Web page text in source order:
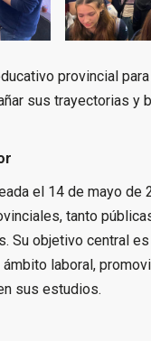
provincial
sus trayectorias y
el 14 de mayo de
tanto
Su objetivo central
laboral,
sus estudios.